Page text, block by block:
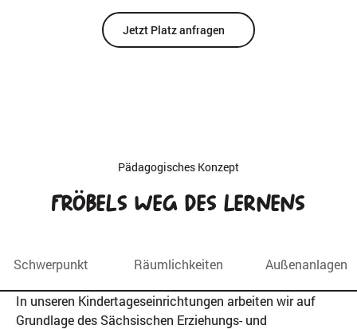
Jetzt Platz anfragen
Pädagogisches Konzept
Fröbels Weg des Lernens
Schwerpunkt Räumlichkeiten Außenanlagen
In unseren Kindertageseinrichtungen arbeiten wir auf
Grundlage des Sächsischen Erziehungs- und